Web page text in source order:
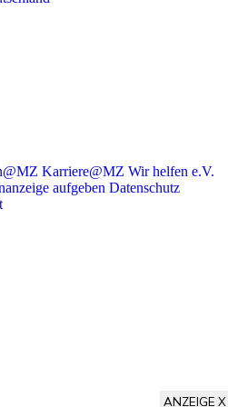
Karriere@MZ Wir helfen e.V.
aufgeben Datenschutz
ANZEIGE X